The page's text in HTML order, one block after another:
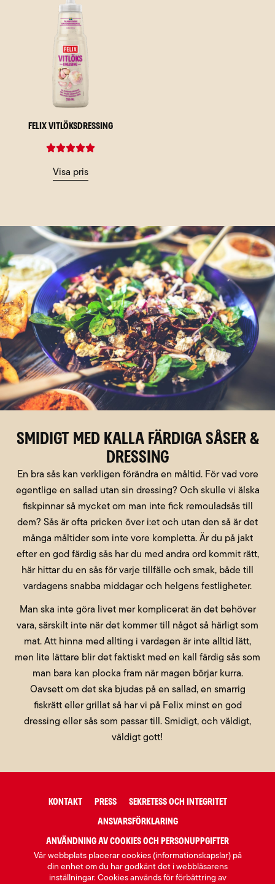
Felix Vitlöksdressing
Visa pris
Smidigt med kalla färdiga såser &
dressing
En bra sås kan verkligen förändra en måltid. För vad vore
egentlige en sallad utan sin dressing? Och skulle vi älska
fiskpinnar så mycket om man inte fick remouladsås till
dem? Sås är ofta pricken över i:et och utan den så är det
många måltider som inte vore kompletta. Är du på jakt
efter en god färdig sås har du med andra ord kommit rätt,
här hittar du en sås för varje tillfälle och smak, både till
vardagens snabba middagar och helgens festligheter.
Man ska inte göra livet mer komplicerat än det behöver
vara, särskilt inte när det kommer till något så härligt som
mat. Att hinna med allting i vardagen är inte alltid lätt,
men lite lättare blir det faktiskt med en kall färdig sås som
man bara kan plocka fram när magen börjar kurra.
Oavsett om det ska bjudas på en sallad, en smarrig
fiskrätt eller grillat så har vi på Felix minst en god
dressing eller sås som passar till. Smidigt, och väldigt,
väldigt gott!
KONTAKT PRESS
SEKRETESS OCH INTEGRITET
ANSVARSFÖRKLARING
ANVÄNDNING AV COOKIES OCH PERSONUPPGIFTER
Vår webbplats placerar cookies (informationskapslar) på
din enhet om du har godkänt det i webbläsarens
inställningar. Cookies används för förbättring av